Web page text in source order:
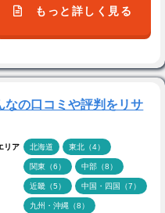
もっと詳しく見る
なの口コミや評判をリサ
リア 北海道 東北（4）
関東（6） 中部（8）
近畿（5） 中国・四国（7）
九州・沖縄（8）